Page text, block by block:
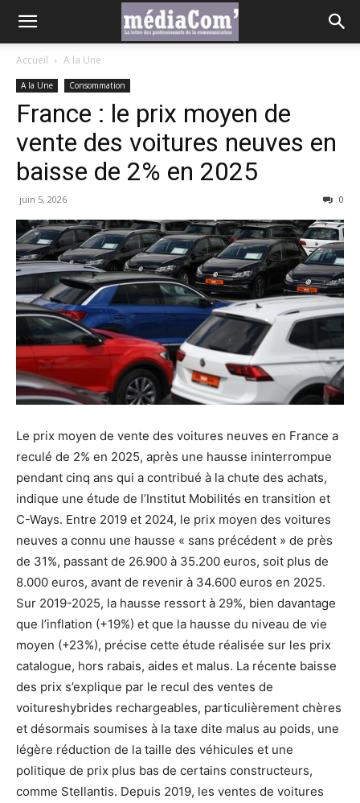
Accueil A la Une
A la Une Consommation
France : le prix moyen de
vente des voitures neuves en
baisse de 2% en 2025
juin 5, 2026 0
Le prix moyen de vente des voitures neuves en France a
reculé de 2% en 2025, après une hausse ininterrompue
pendant cinq ans qui a contribué à la chute des achats,
indique une étude de l’Institut Mobilités en transition et
C-Ways. Entre 2019 et 2024, le prix moyen des voitures
neuves a connu une hausse « sans précédent » de près
de 31%, passant de 26.900 à 35.200 euros, soit plus de
8.000 euros, avant de revenir à 34.600 euros en 2025.
Sur 2019-2025, la hausse ressort à 29%, bien davantage
que l’inflation (+19%) et que la hausse du niveau de vie
moyen (+23%), précise cette étude réalisée sur les prix
catalogue, hors rabais, aides et malus. La récente baisse
des prix s’explique par le recul des ventes de
voitureshybrides rechargeables, particulièrement chères
et désormais soumises à la taxe dite malus au poids, une
légère réduction de la taille des véhicules et une
politique de prix plus bas de certains constructeurs,
comme Stellantis. Depuis 2019, les ventes de voitures